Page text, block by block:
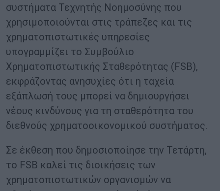
συστήματα Τεχνητής Νοημοσύνης που
χρησιμοποιούνται στις τράπεζες και τις
χρηματοπιστωτικές υπηρεσίες
υπογραμμίζει το Συμβούλιο
Χρηματοπιστωτικής Σταθερότητας (FSB),
εκφράζοντας ανησυχίες ότι η ταχεία
εξάπλωσή τους μπορεί να δημιουργήσει
νέους κινδύνους για τη σταθερότητα του
διεθνούς χρηματοοικονομικού συστήματος.
Σε έκθεση που δημοσιοποίησε την Τετάρτη,
το FSB καλεί τις διοικήσεις των
χρηματοπιστωτικών οργανισμών να